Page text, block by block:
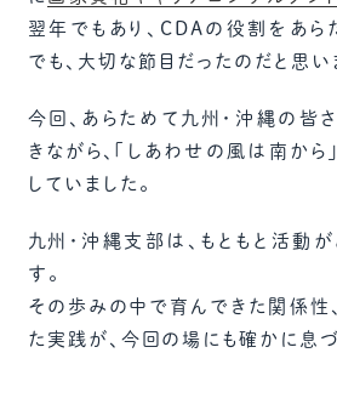
翌年でもあり、CDAの役割をあ
でも、大切な節目だったのだと思い
今回、あらためて九州・沖縄の皆
きながら、「しあわせの風は南から
していました。
九州・沖縄支部は、もともと活動
す。
その歩みの中で育んできた関係性
た実践が、今回の場にも確かに息づ